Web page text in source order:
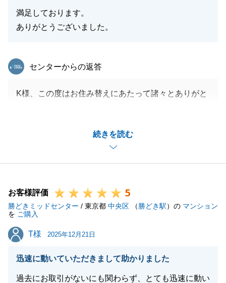
満足しております。
ありがとうございました。
続きを読む
東急リバブル
センターからの返答
K様、この度はお住み替えにあたって諸々とありがと
力があってこそのお取引だったと思っております。
今後もお困りのことがございましたら、ご相談頂けま
すと幸いです。
お客様評価 5
勝どきミッドセンター / 東京都 中央区 （ 勝どき駅）の マンション
を ご購入
T様
T様 2025年12月21日
迅速に動いていただきまして助かりました
過去にお取引がないにも関わらず、とても迅速に動い